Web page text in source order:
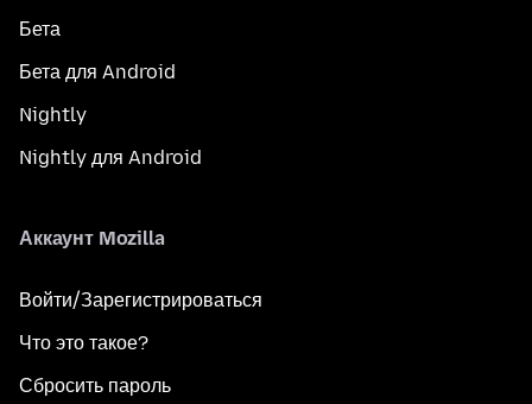
Бета
Бета для Android
Nightly
Nightly для Android
Аккаунт Mozilla
Войти/Зарегистрироваться
Что это такое?
Сбросить пароль